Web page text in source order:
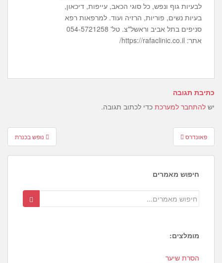
לבעיות גוף ונפש, כל סוגי הכאב, עייפות, דיכאון,
בעיות נשים, פוריות, הרזיה ועוד. למרפאות רפא
סניפים בתל אביב וראשל"צ. טל' 054-5721258
אתר: https://rafaclinic.co.il/
כתיבת תגובה
יש להתחבר למערכת כדי לכתוב תגובה.
Post
navigation
נופש בכנרת פאונדרס
חיפוש מאמרים
מומלצים:
2
הסרת שיער